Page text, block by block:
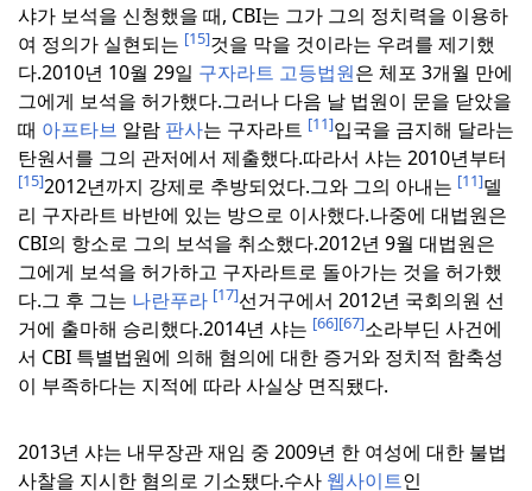
샤가 보석을 신청했을 때, CBI는 그가 그의 정치력을 이용하
여 정의가 실현되는 [15]것을 막을 것이라는 우려를 제기했
다.2010년 10월 29일 구자라트 고등법원은 체포 3개월 만에
그에게 보석을 허가했다.그러나 다음 날 법원이 문을 닫았을
때 아프타브 알람 판사는 구자라트 [11]입국을 금지해 달라는
탄원서를 그의 관저에서 제출했다.따라서 샤는 2010년부터
[15]2012년까지 강제로 추방되었다.그와 그의 아내는 [11]델
리 구자라트 바반에 있는 방으로 이사했다.나중에 대법원은
CBI의 항소로 그의 보석을 취소했다.2012년 9월 대법원은
그에게 보석을 허가하고 구자라트로 돌아가는 것을 허가했
다.그 후 그는 나란푸라 [17]선거구에서 2012년 국회의원 선
거에 출마해 승리했다.2014년 샤는 [66][67]소라부딘 사건에
서 CBI 특별법원에 의해 혐의에 대한 증거와 정치적 함축성
이 부족하다는 지적에 따라 사실상 면직됐다.
2013년 샤는 내무장관 재임 중 2009년 한 여성에 대한 불법
사찰을 지시한 혐의로 기소됐다.수사 웹사이트인